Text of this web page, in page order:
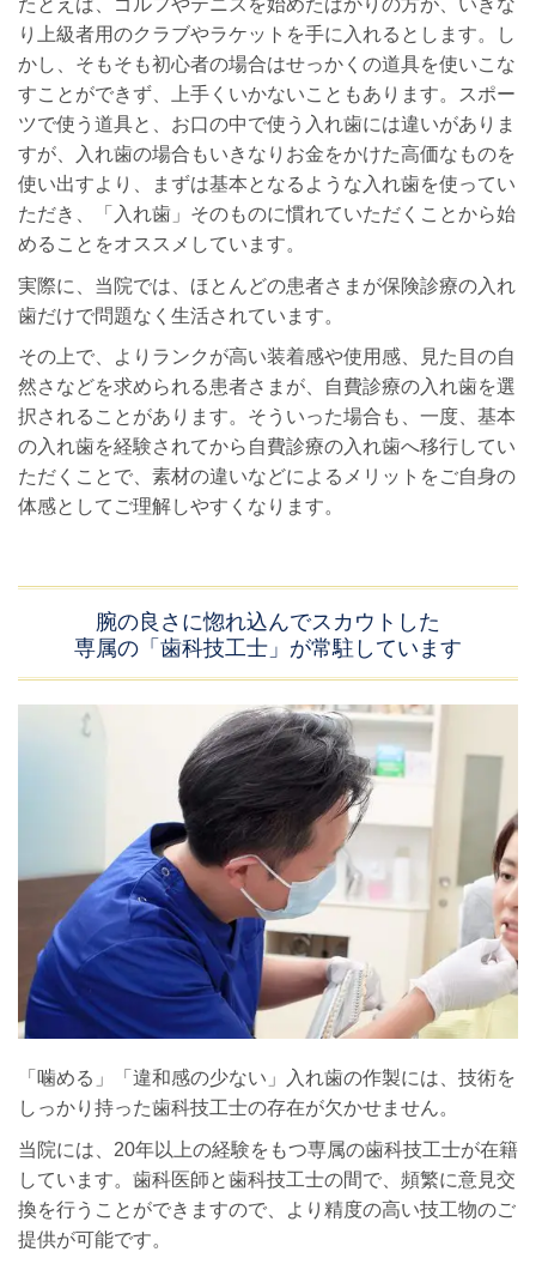
たとえば、ゴルフやテニスを始めたばかりの方が、いきな
り上級者用のクラブやラケットを手に入れるとします。し
かし、そもそも初心者の場合はせっかくの道具を使いこな
すことができず、上手くいかないこともあります。スポー
ツで使う道具と、お口の中で使う入れ歯には違いがありま
すが、入れ歯の場合もいきなりお金をかけた高価なものを
使い出すより、まずは基本となるような入れ歯を使ってい
ただき、「入れ歯」そのものに慣れていただくことから始
めることをオススメしています。
実際に、当院では、ほとんどの患者さまが保険診療の入れ
歯だけで問題なく生活されています。
その上で、よりランクが高い装着感や使用感、見た目の自
然さなどを求められる患者さまが、自費診療の入れ歯を選
択されることがあります。そういった場合も、一度、基本
の入れ歯を経験されてから自費診療の入れ歯へ移行してい
ただくことで、素材の違いなどによるメリットをご自身の
体感としてご理解しやすくなります。
腕の良さに惚れ込んでスカウトした
専属の「歯科技工士」が常駐しています
「噛める」「違和感の少ない」入れ歯の作製には、技術を
しっかり持った歯科技工士の存在が欠かせません。
当院には、20年以上の経験をもつ専属の歯科技工士が在籍
しています。歯科医師と歯科技工士の間で、頻繁に意見交
換を行うことができますので、より精度の高い技工物のご
提供が可能です。